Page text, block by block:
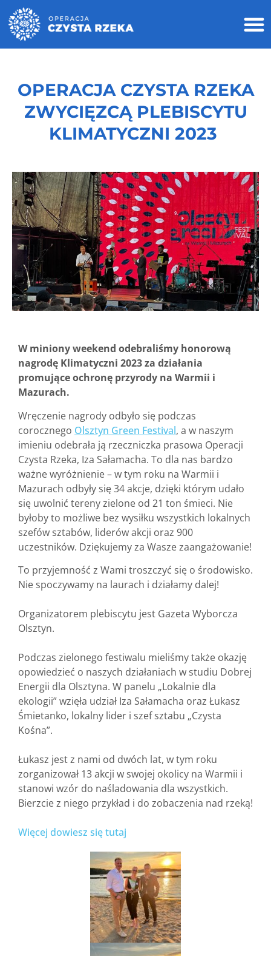
OPERACJA CZYSTA RZEKA
ZWYCIĘZCĄ PLEBISCYTU
KLIMATYCZNI 2023
W miniony weekend odebraliśmy honorową
nagrodę Klimatyczni 2023 za działania
promujące ochronę przyrody na Warmii i
Mazurach.
Wręczenie nagrody odbyło się podczas
corocznego Olsztyn Green Festival, a w naszym
imieniu odebrała ją rzeczniczka prasowa Operacji
Czysta Rzeka, Iza Sałamacha. To dla nas bardzo
ważne wyróżnienie – w tym roku na Warmii i
Mazurach odbyły się 34 akcje, dzięki którym udało
się uwolnić tereny zielone od 21 ton śmieci. Nie
byłoby to możliwe bez wysiłku wszystkich lokalnych
szefów sztabów, liderów akcji oraz 900
uczestników. Dziękujemy za Wasze zaangażowanie!
To przyjemność z Wami troszczyć się o środowisko.
Nie spoczywamy na laurach i działamy dalej!
Organizatorem plebiscytu jest Gazeta Wyborcza
Olsztyn.
Podczas zielonego festiwalu mieliśmy także okazję
opowiedzieć o naszych działaniach w studiu Dobrej
Energii dla Olsztyna. W panelu „Lokalnie dla
ekologii” wzięła udział Iza Sałamacha oraz Łukasz
Śmietanko, lokalny lider i szef sztabu „Czysta
Kośna”.
Łukasz jest z nami od dwóch lat, w tym roku
zorganizował 13 akcji w swojej okolicy na Warmii i
stanowi wzór do naśladowania dla wszystkich.
Bierzcie z niego przykład i do zobaczenia nad rzeką!
Więcej dowiesz się tutaj